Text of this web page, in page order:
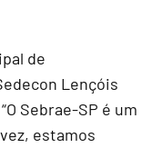
de
Lençóis
Sebrae-SP é um
estamos